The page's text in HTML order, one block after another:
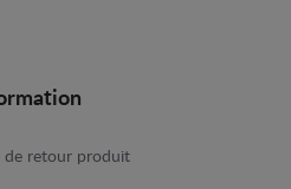
de retour produit